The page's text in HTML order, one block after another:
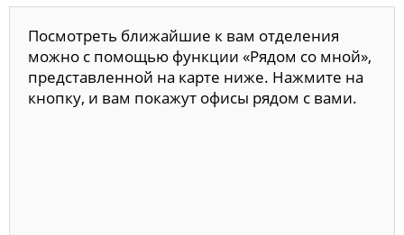
Посмотреть ближайшие к вам отделения
можно с помощью функции «Рядом со мной»,
представленной на карте ниже. Нажмите на
кнопку, и вам покажут офисы рядом с вами.